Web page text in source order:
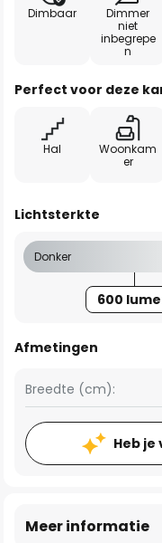
Dimbaar
Dimmer
niet
inbegrepe
n
Perfect voor deze
Hal
Woonkam
er
Lichtsterkte
Donker
600
Afmetingen
Breedte (cm):
Heb
Meer informatie